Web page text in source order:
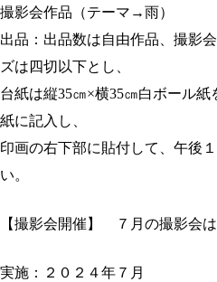
撮影会作品（テーマ→雨）
出品：出品数は自由作品、撮影
ズは四切以下とし、
台紙は縦35㎝×横35㎝白ボール
紙に記入し、
印画の右下部に貼付して、午後
い。
【撮影会開催】 ７月の撮影会は
実施：２０２４年７月